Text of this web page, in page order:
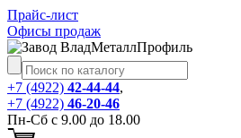
Прайс-лист
Офисы продаж
+7 (4922) 42-44-44,
+7 (4922) 46-20-46
Пн-Сб с 9.00 до 18.00